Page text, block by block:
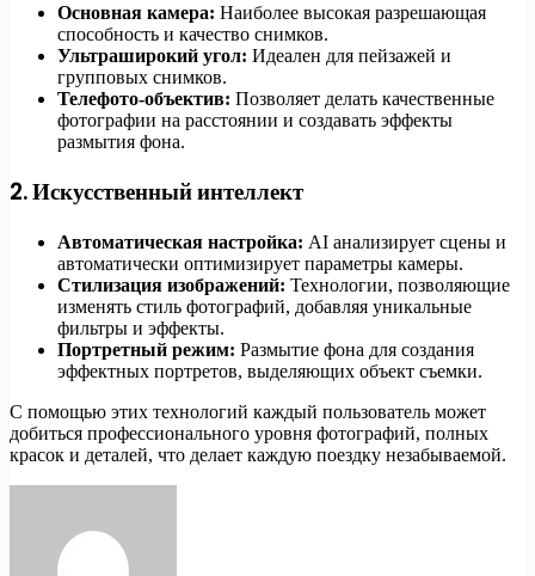
Основная камера: Наиболее высокая разрешающая
способность и качество снимков.
Ультраширокий угол: Идеален для пейзажей и
групповых снимков.
Телефото-объектив: Позволяет делать качественные
фотографии на расстоянии и создавать эффекты
размытия фона.
2. Искусственный интеллект
Автоматическая настройка: AI анализирует сцены и
автоматически оптимизирует параметры камеры.
Стилизация изображений: Технологии, позволяющие
изменять стиль фотографий, добавляя уникальные
фильтры и эффекты.
Портретный режим: Размытие фона для создания
эффектных портретов, выделяющих объект съемки.
С помощью этих технологий каждый пользователь может
добиться профессионального уровня фотографий, полных
красок и деталей, что делает каждую поездку незабываемой.